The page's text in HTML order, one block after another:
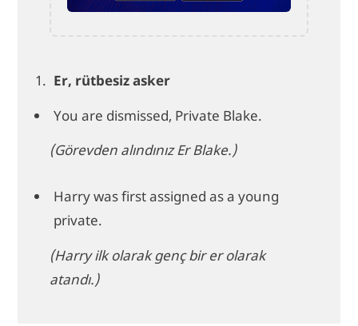
Er, rütbesiz asker
You are dismissed, Private Blake.
(Görevden alındınız Er Blake.)
Harry was first assigned as a young
private.
(Harry ilk olarak genç bir er olarak
atandı.)